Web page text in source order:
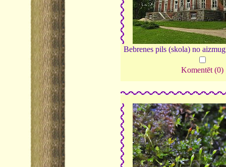
Bebrenes pils (skola) no
Komentēt (0)